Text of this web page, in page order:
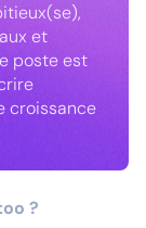
et
poste est
croissance
?